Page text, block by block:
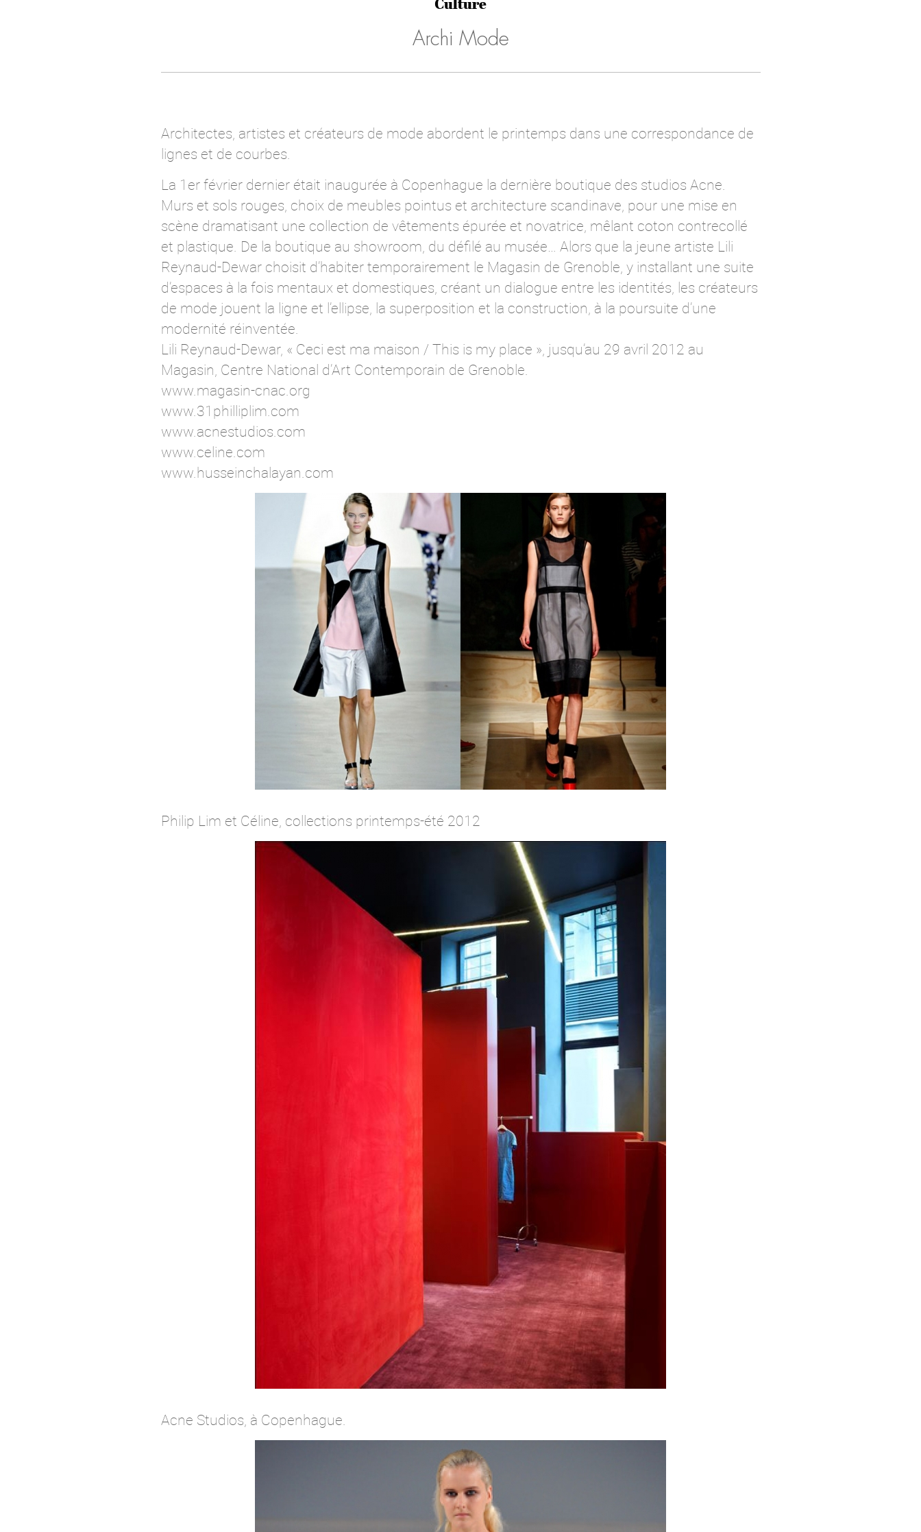
Archi Mode
Architectes, artistes et créateurs de mode abordent le printemps dans une correspondance de
lignes et de courbes.
La 1er février dernier était inaugurée à Copenhague la dernière boutique des studios Acne.
Murs et sols rouges, choix de meubles pointus et architecture scandinave, pour une mise en
scène dramatisant une collection de vêtements épurée et novatrice, mêlant coton contrecollé
et plastique. De la boutique au showroom, du défilé au musée… Alors que la jeune artiste Lili
Reynaud-Dewar choisit d’habiter temporairement le Magasin de Grenoble, y installant une suite
d’espaces à la fois mentaux et domestiques, créant un dialogue entre les identités, les créateurs
de mode jouent la ligne et l’ellipse, la superposition et la construction, à la poursuite d’une
modernité réinventée.
Lili Reynaud-Dewar, « Ceci est ma maison / This is my place », jusqu’au 29 avril 2012 au
Magasin, Centre National d’Art Contemporain de Grenoble.
www.magasin-cnac.org
www.31philliplim.com
www.acnestudios.com
www.celine.com
www.husseinchalayan.com
Philip Lim et Céline, collections printemps-été 2012
Acne Studios, à Copenhague.